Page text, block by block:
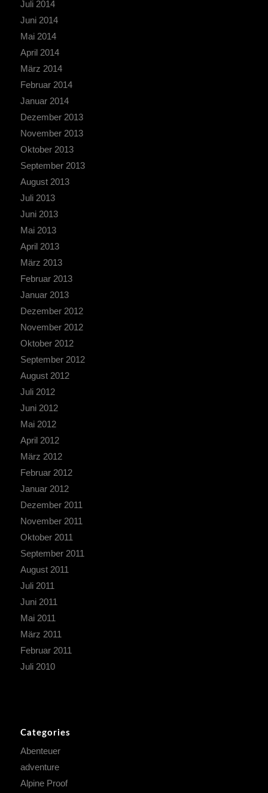
Juli 2014
Juni 2014
Mai 2014
April 2014
März 2014
Februar 2014
Januar 2014
Dezember 2013
November 2013
Oktober 2013
September 2013
August 2013
Juli 2013
Juni 2013
Mai 2013
April 2013
März 2013
Februar 2013
Januar 2013
Dezember 2012
November 2012
Oktober 2012
September 2012
August 2012
Juli 2012
Juni 2012
Mai 2012
April 2012
März 2012
Februar 2012
Januar 2012
Dezember 2011
November 2011
Oktober 2011
September 2011
August 2011
Juli 2011
Juni 2011
Mai 2011
März 2011
Februar 2011
Juli 2010
Categories
Abenteuer
adventure
Alpine Proof